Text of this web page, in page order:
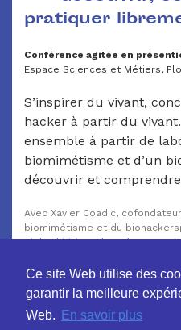
Ce site Web utilise des
garantir la meilleure
Web.
En savoir plus
pratiquer
Conférence agitée en
Espace Sciences et Métiers,
S’inspirer du vivant,
hacker à partir du
ensemble à partir de
biomimétisme et d’un
découvrir et
Avec Xavier Coadic,
biomimétisme et du
Biohackitiviste dans l’ONG
Contact et